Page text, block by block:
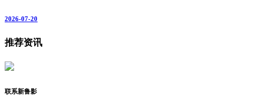
2026-07-20
推荐资讯
联系新鲁影